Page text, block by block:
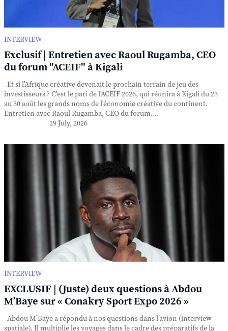
INTERVIEW
Exclusif | Entretien avec Raoul Rugamba, CEO
du forum "ACEIF" à Kigali
Et si l'Afrique créative devenait le prochain terrain de jeu des
investisseurs ? C'est le pari de l'ACEIF 2026, qui réunira à Kigali du 23
au 30 août les grands noms de l'économie créative du continent.
Entretien avec Raoul Rugamba, CEO du forum....
29 July, 2026
INTERVIEW
EXCLUSIF | (Juste) deux questions à Abdou
M’Baye sur « Conakry Sport Expo 2026 »
Abdou M’Baye a répondu à nos questions dans l’avion (interview
spatiale). Il multiplie les voyages dans le cadre des préparatifs de la